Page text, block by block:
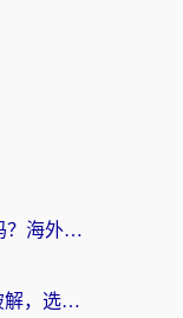
ChickCN和Unblock Youku好用吗？海外党亲测3款回国加速器，附iOS免费选择指南
海外党避坑指南：告别pc vpn 破解，选对回国加速器轻松访问国内资源